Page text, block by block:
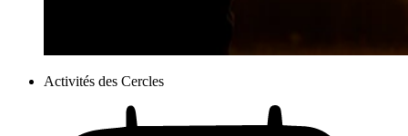
Activités des Cercles